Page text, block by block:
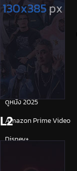
การ์ตูน
ดูซีรี่ย์ 2025
ดูหนัง 2025
Amazon Prime Video
Disney+
L2